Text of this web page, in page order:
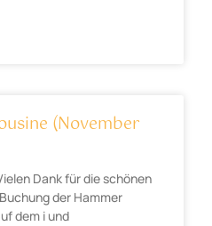
(November
Dank für die schönen
der Hammer
dem i und